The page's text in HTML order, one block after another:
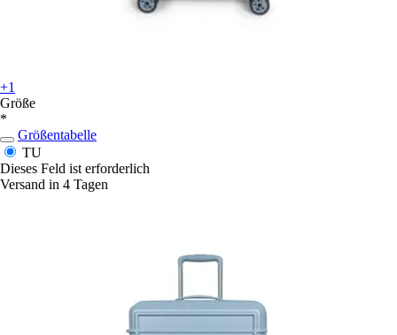
+1
Größe
*
Größentabelle
TU
Dieses Feld ist erforderlich
Versand in 4 Tagen